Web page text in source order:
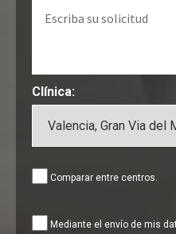
Clínica:
Comparar entre centros.
Mediante el envío de mis